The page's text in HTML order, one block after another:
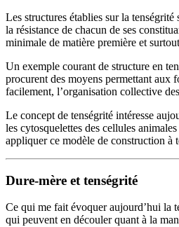
Les structures établies sur la
la résistance de chacun de ses
minimale de matière première et
Un exemple courant de structure en
procurent des moyens permettant aux
facilement, l’organisation collective
Le concept de tenségrité intéresse
les cytosquelettes des cellules
appliquer ce modèle de construction à
Dure-mère et tenségrité
Ce qui me fait évoquer aujourd’hui la
qui peuvent en découler quant à la